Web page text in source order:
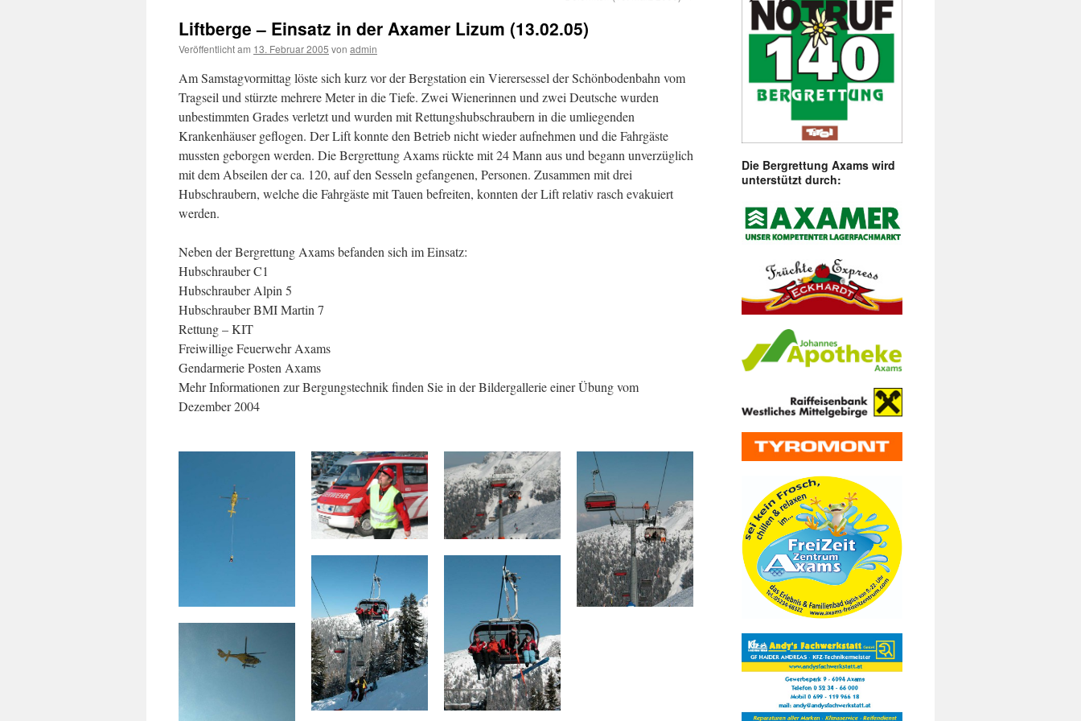
Liftberge – Einsatz in der Axamer Lizum (13.02.05)
Veröffentlicht am 13. Februar 2005 von admin
Am Samstagvormittag löste sich kurz vor der Bergstation ein Vierersessel der Schönbodenbahn vom
Tragseil und stürzte mehrere Meter in die Tiefe. Zwei Wienerinnen und zwei Deutsche wurden
unbestimmten Grades verletzt und wurden mit Rettungshubschraubern in die umliegenden
Krankenhäuser geflogen. Der Lift konnte den Betrieb nicht wieder aufnehmen und die Fahrgäste
mussten geborgen werden. Die Bergrettung Axams rückte mit 24 Mann aus und begann unverzüglich
mit dem Abseilen der ca. 120, auf den Sesseln gefangenen, Personen. Zusammen mit drei
Hubschraubern, welche die Fahrgäste mit Tauen befreiten, konnten der Lift relativ rasch evakuiert
werden.
Neben der Bergrettung Axams befanden sich im Einsatz:
Hubschrauber C1
Hubschrauber Alpin 5
Hubschrauber BMI Martin 7
Rettung – KIT
Freiwillige Feuerwehr Axams
Gendarmerie Posten Axams
Mehr Informationen zur Bergungstechnik finden Sie in der Bildergallerie einer Übung vom
Dezember 2004
Die Bergrettung Axams wird
unterstützt durch: